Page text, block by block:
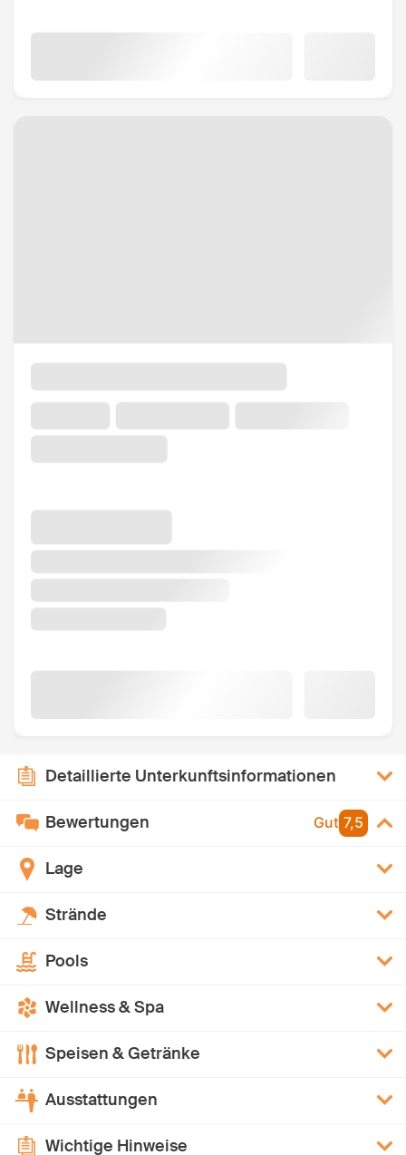
Detaillierte Unterkunftsinformationen
Bewertungen Gut 7,5
Lage
Strände
Pools
Wellness & Spa
Speisen & Getränke
Ausstattungen
Wichtige Hinweise